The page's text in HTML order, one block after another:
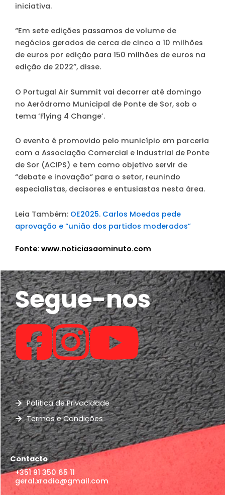
iniciativa.
“Em sete edições passamos de volume de
negócios gerados de cerca de cinco a 10 milhões
de euros por edição para 150 milhões de euros na
edição de 2022”, disse.
O Portugal Air Summit vai decorrer até domingo
no Aeródromo Municipal de Ponte de Sor, sob o
tema ‘Flying 4 Change’.
O evento é promovido pelo município em parceria
com a Associação Comercial e Industrial de Ponte
de Sor (ACIPS) e tem como objetivo servir de
“debate e inovação” para o setor, reunindo
especialistas, decisores e entusiastas nesta área.
Leia Também: OE2025. Carlos Moedas pede
aprovação e “união dos partidos moderados”
Fonte: www.noticiasaominuto.com
Segue-nos
Política de Privacidade
Termos e Condições
Contacto
+351 91 350 65 11
geral.xradio@gmail.com